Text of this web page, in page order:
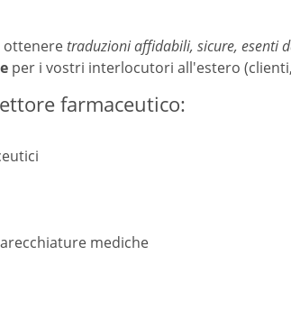
otteneretraduzioni affidabili, sicure, esenti
per i vostri interlocutori all'estero
farmaceutico:
mediche